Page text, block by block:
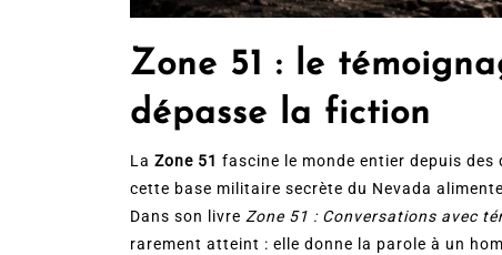
Zone 51 : le
dépasse la fiction
La Zone 51 fascine le monde entier depuis des
cette base militaire secrète du Nevada
Dans son livre Zone 51 : Conversations avec
rarement atteint : elle donne la parole à un